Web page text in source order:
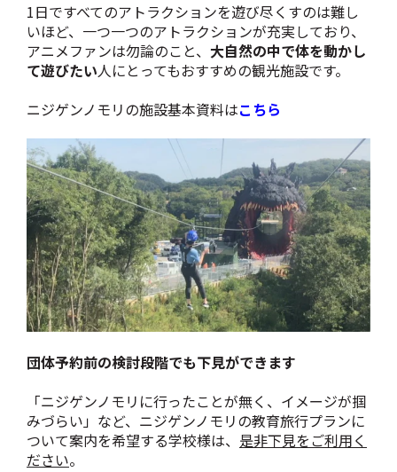
1日ですべてのアトラクションを遊び尽くすのは難し
いほど、一つ一つのアトラクションが充実しており、
アニメファンは勿論のこと、 大自然の中で体を動かし
て遊びたい人にとってもおすすめの観光施設です。
ニジゲンノモリの施設基本資料はこちら
団体予約前の検討段階でも下見ができます
「ニジゲンノモリに行ったことが無く、イメージが掴
みづらい」など、ニジゲンノモリの教育旅行プランに
ついて案内を希望する学校様は、 是非下見をご利用く
ださい。